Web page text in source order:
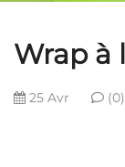
Wrap à
25 Avr (0)